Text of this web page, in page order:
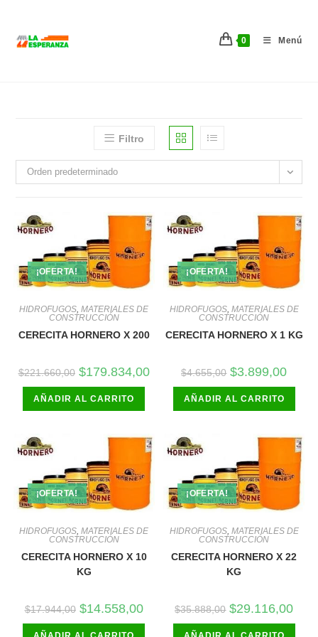
contenido
0 Menú
Filtro
Orden predeterminado
¡OFERTA!
HIDROFUGOS,MATERIALES DE
CONSTRUCCIÓN
CERECITA HORNERO X 200
$221.660,00 El
precio
original
era:
$221.660,00.
$179.834,00El
actual
$179.834,00.
AÑADIR AL CARRITO
¡OFERTA!
HIDROFUGOS, MATERIALES DE
CONSTRUCCIÓN
CERECITA HORNERO X 1 KG
$4.655,00 El
precio
original
era:
$4.655,00.
$3.899,00El
actual
AÑADIR AL CARRITO
¡OFERTA!
HIDROFUGOS,MATERIALES DE
CONSTRUCCIÓN
CERECITA HORNERO X 10
KG
$17.944,00 El
precio
original
$14.558,00El
actual
¡OFERTA!
HIDROFUGOS, MATERIALES DE
CONSTRUCCIÓN
CERECITA HORNERO X 22
KG
$35.888,00 El
precio
original
$29.116,00El